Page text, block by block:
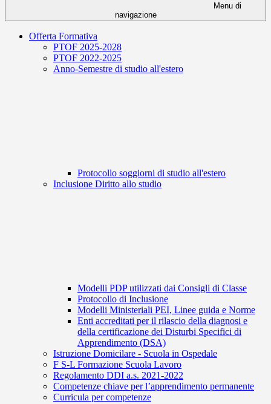
Menu di
navigazione
Offerta Formativa
PTOF 2025-2028
PTOF 2022-2025
Anno-Semestre di studio all'estero
Protocollo soggiorni di studio all'estero
Inclusione Diritto allo studio
Modelli PDP utilizzati dai Consigli di Classe
Protocollo di Inclusione
Modelli Ministeriali PEI, Linee guida e Norme
Enti accreditati per il rilascio della diagnosi e
della certificazione dei Disturbi Specifici di
Apprendimento (DSA)
Istruzione Domicilare - Scuola in Ospedale
F S-L Formazione Scuola Lavoro
Regolamento DDI a.s. 2021-2022
Competenze chiave per l’apprendimento permanente
Curricula per competenze